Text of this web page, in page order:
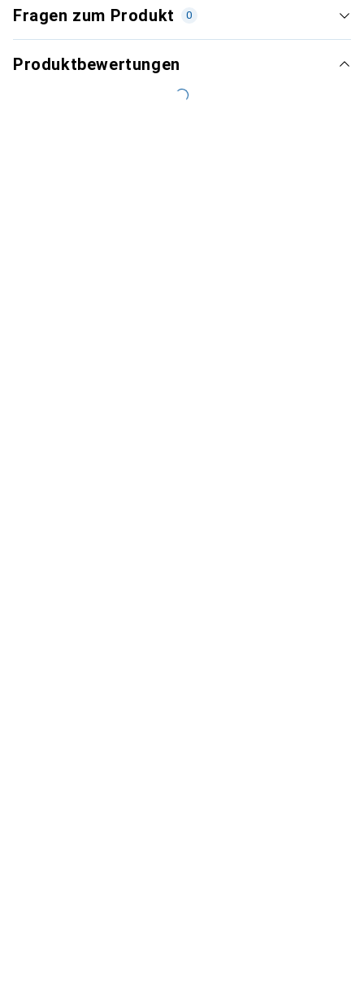
Fragen zum Produkt 0
Produktbewertungen